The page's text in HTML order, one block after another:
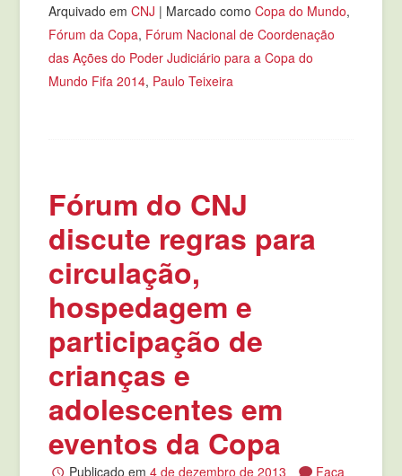
Arquivado emCNJ | Marcado comoCopa do Mundo,
Fórum da Copa, Fórum Nacional de Coordenação
das Ações do Poder Judiciário para a Copa do
Mundo Fifa 2014, Paulo Teixeira
Fórum do CNJ
discute regras para
circulação,
hospedagem e
participação de
crianças e
adolescentes em
eventos da Copa
Publicado em 4 de dezembro de 2013 Faça